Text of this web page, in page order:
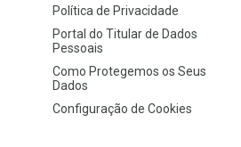
Política de Privacidade
Portal do Titular de Dados
Pessoais
Como Protegemos os Seus
Dados
Configuração de Cookies